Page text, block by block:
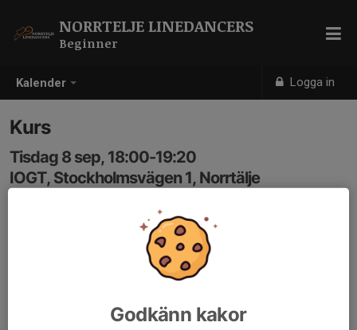
Kalender Logga in
NORRTELJE LINEDANCERS
Beginner
Kurs
Tisdag 8 sep, 18:00-19:20
IOGT, Stockholmsvägen 1, Norrtälje
Godkänn kakor